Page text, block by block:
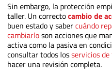
Sin embargo, la protección
taller. Un correctocambio de
buen estado y sabercuándo
cambiarloson acciones que
activa como la pasiva en
consultar todos losservicios
hacer una revisión completa.